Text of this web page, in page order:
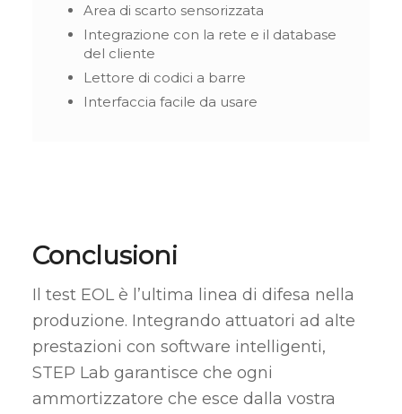
Area di scarto sensorizzata
Integrazione con la rete e il database
del cliente
Lettore di codici a barre
Interfaccia facile da usare
Conclusioni
Il test EOL è l’ultima linea di difesa nella
produzione. Integrando attuatori ad alte
prestazioni con software intelligenti,
STEP Lab garantisce che ogni
ammortizzatore che esce dalla vostra